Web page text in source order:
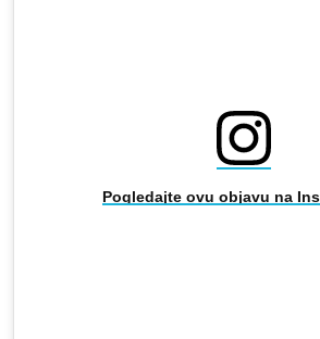
Pogledajte ovu objavu na